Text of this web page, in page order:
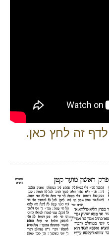
זה לחץ כאן.